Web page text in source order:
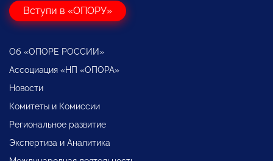
Вступи в «ОПОРУ»
Об «ОПОРЕ РОССИИ»
Ассоциация «НП «ОПОРА»
Новости
Комитеты и Комиссии
Региональное развитие
Экспертиза и Аналитика